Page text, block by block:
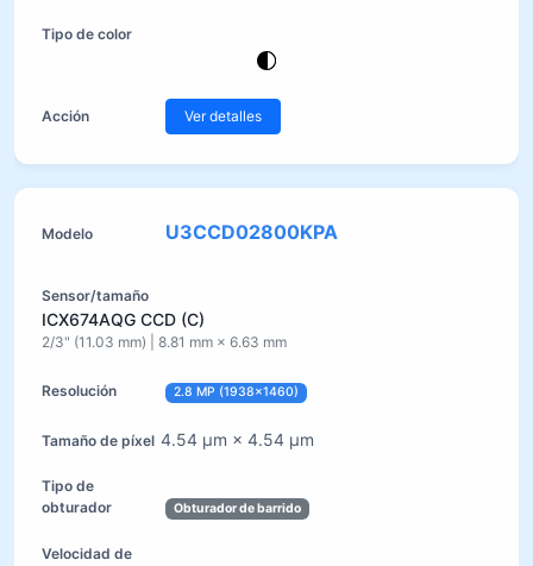
Ver detalles
U3CCD02800KPA
ICX674AQG CCD (C)
2/3" (11.03 mm) | 8.81 mm × 6.63 mm
2.8 MP (1938×1460)
4.54 µm × 4.54 µm
Obturador de barrido